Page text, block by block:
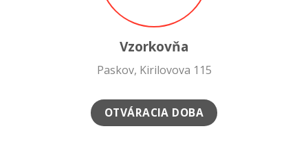
Vzorkovňa
Paskov, Kirilovova 115
OTVÁRACIA DOBA